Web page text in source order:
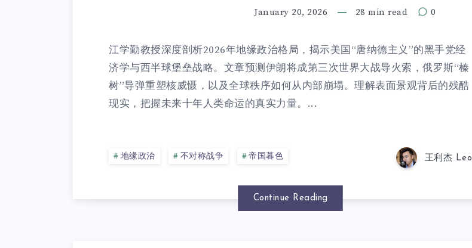
January 20, 2026 28 min read 0
江学勤教授深度剖析2026年地缘政治格局，揭示美国“唐纳德主义”的黑手党经
济学与西半球堡垒战略。文章预测伊朗将成第三次世界大战导火索，俄罗斯“榛
树”导弹重塑核威慑，以及全球秩序如何从内部崩塌。理解表面景观背后的残酷
现实，把握未来十年人类命运的真实力量。...
地缘政治 不对称战争 帝国暮色 王利杰 Leo
Continue Reading